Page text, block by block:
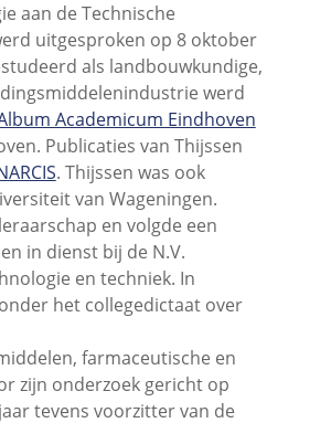
aan de Technische
uitgesproken op 8 oktober
als landbouwkundige,
werd
Academicum Eindhoven
Publicaties van Thijssen
. Thijssen was ook
van Wageningen.
en volgde een
in dienst bij de N.V.
en techniek. In
het collegedictaat over
farmaceutische en
zijn onderzoek gericht op
tevens voorzitter van de